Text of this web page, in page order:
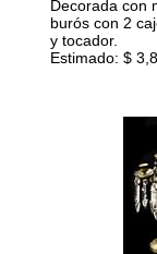
Decorada con
burós con 2
y tocador.
Estimado: $